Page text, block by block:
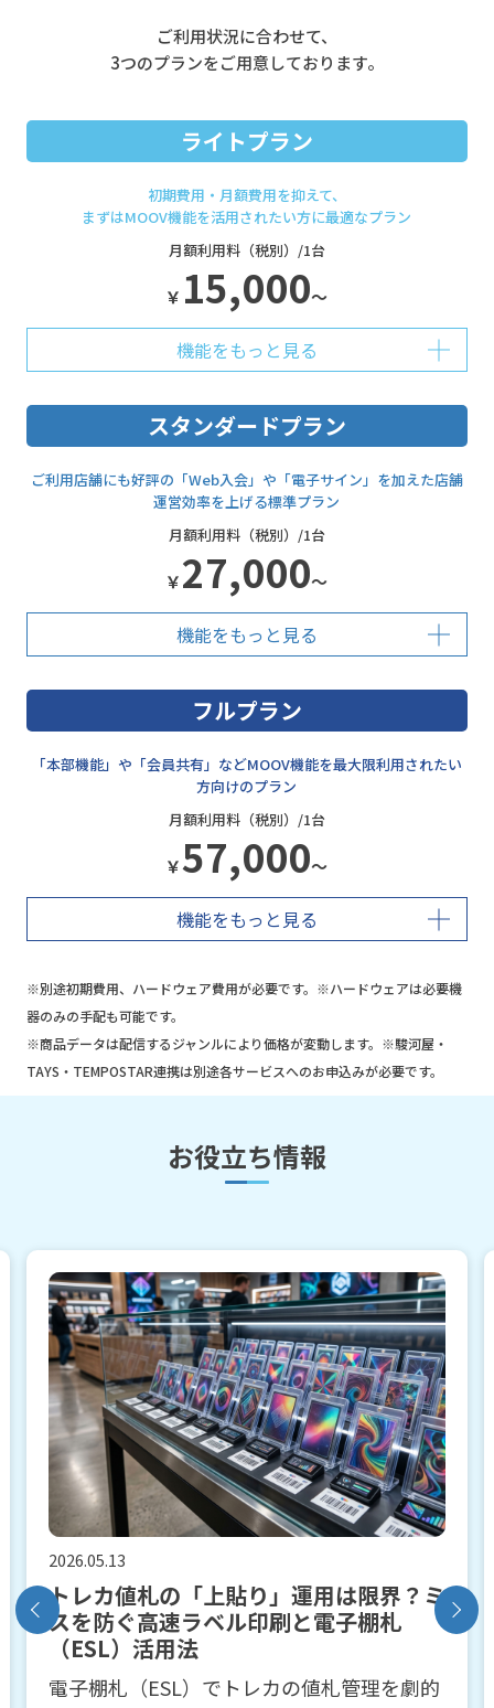
ご利用状況に合わせて、
3つのプランをご用意しております。
ライトプラン
初期費用・月額費用を抑えて、
まずはMOOV機能を活用されたい方に最適なプラン
月額利用料（税別）/1台
￥ 15,000～
機能をもっと見る
スタンダードプラン
ご利用店舗にも好評の「Web入会」や「電子サイン」を加えた店舗
運営効率を上げる標準プラン
月額利用料（税別）/1台
￥27,000～
機能をもっと見る
フルプラン
「本部機能」や「会員共有」などMOOV機能を最大限利用されたい
方向けのプラン
月額利用料（税別）/1台
￥57,000～
機能をもっと見る
※別途初期費用、ハードウェア費用が必要です。※ハードウェアは必要機
器のみの手配も可能です。
※商品データは配信するジャンルにより価格が変動します。※駿河屋・
TAYS・TEMPOSTAR連携は別途各サービスへのお申込みが必要です。
お役立ち情報
2026.04.16
トレカショップのPOS選び、3年後も後
悔しませんか？ プロ仕様システムが選
ばれ続ける本当の理由
安価なPOSを導入して後悔していませんか？